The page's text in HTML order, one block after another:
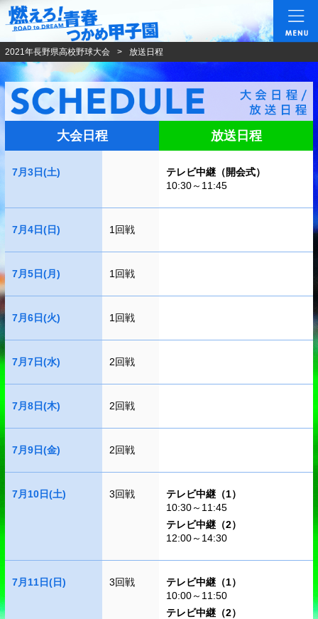
燃えろ!青春 つかめ
2021年長野県高校野球大会 放送日程
大会日程 放送日程
7月3日(土)
テレビ中継（開会式）
10:30～11:45
7月4日(日) 1回戦
7月5日(月) 1回戦
7月6日(火) 1回戦
7月7日(水) 2回戦
7月8日(木) 2回戦
7月9日(金) 2回戦
7月10日(土) 3回戦
テレビ中継（1）
10:30～11:45
テレビ中継（2）
12:00～14:30
7月11日(日) 3回戦
テレビ中継（1）
10:00～11:50
テレビ中継（2）